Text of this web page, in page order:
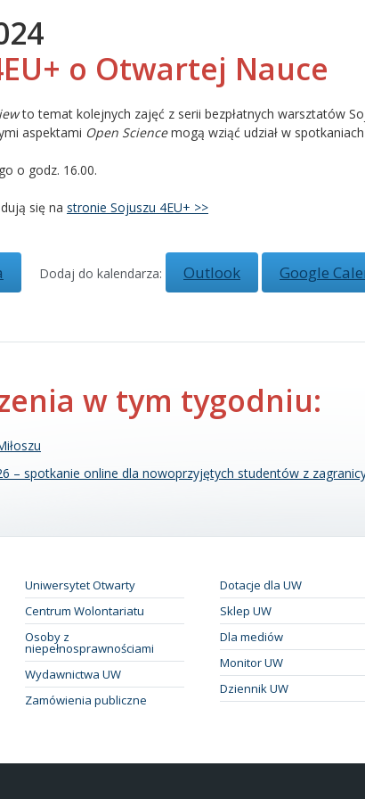
o Otwartej Nauce
to temat kolejnych zajęć z serii bezpłatnych warsztatów
aspektami Open Sciencemogą wziąć udział w
o godz. 16.00.
się na stronie Sojuszu 4EU+ >>
Dodaj do kalendarza: Outlook Google
w tym tygodniu:
– spotkanie online dla nowoprzyjętych studentów z
Uniwersytet Otwarty
Centrum Wolontariatu
Osoby z
niepełnosprawnościami
Wydawnictwa UW
Zamówienia publiczne
Dotacje dla UW
Sklep UW
Dla mediów
Monitor UW
Dziennik UW